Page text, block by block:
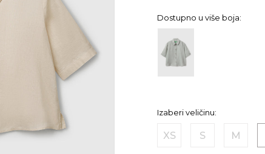
Dostupno u više boja:
Izaberi veličinu:
XS S M